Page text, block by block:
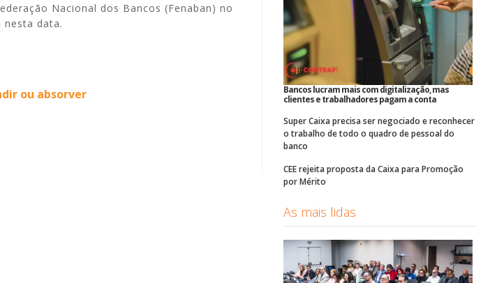
Nacional dos Bancos (Fenaban) no
data.
ou absorver
Bancos lucram mais com digitalização, mas
clientes e trabalhadores pagam a conta
Super Caixa precisa ser negociado e reconhecer
o trabalho de todo o quadro de pessoal do
banco
CEE rejeita proposta da Caixa para Promoção
por Mérito
As mais lidas